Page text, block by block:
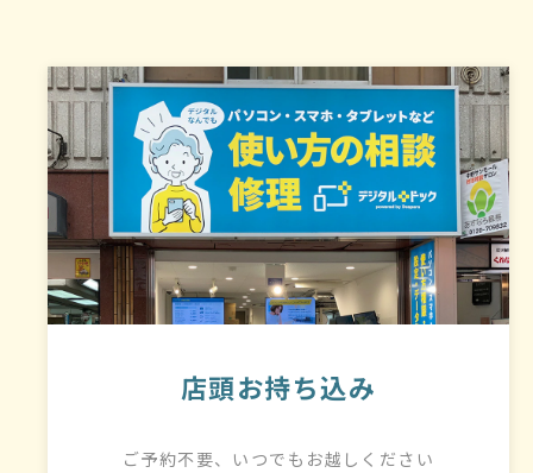
店頭お持ち込み
ご予約不要、いつでもお越しください